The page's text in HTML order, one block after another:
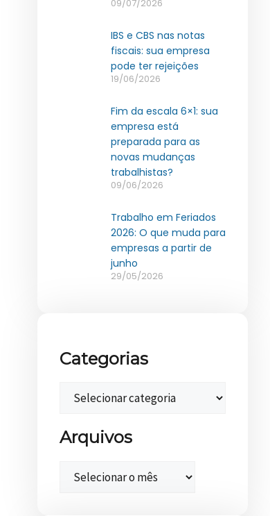
09/07/2026
IBS e CBS nas notas
fiscais: sua empresa
pode ter rejeições
19/06/2026
Fim da escala 6×1: sua
empresa está
preparada para as
novas mudanças
trabalhistas?
09/06/2026
Trabalho em Feriados
2026: O que muda para
empresas a partir de
junho
29/05/2026
Categorias
Arquivos